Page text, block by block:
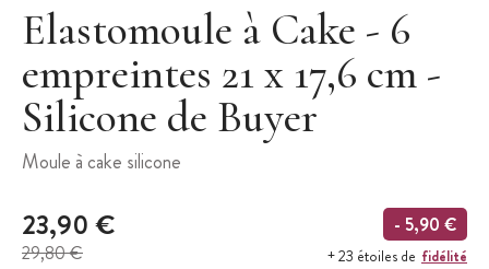
Elastomoule à Cake - 6
empreintes 21 x 17,6 cm -
Silicone de Buyer
Moule à cake silicone
23,90 €
29,80 €
- 5,90 €
+ 23 étoiles de fidélité